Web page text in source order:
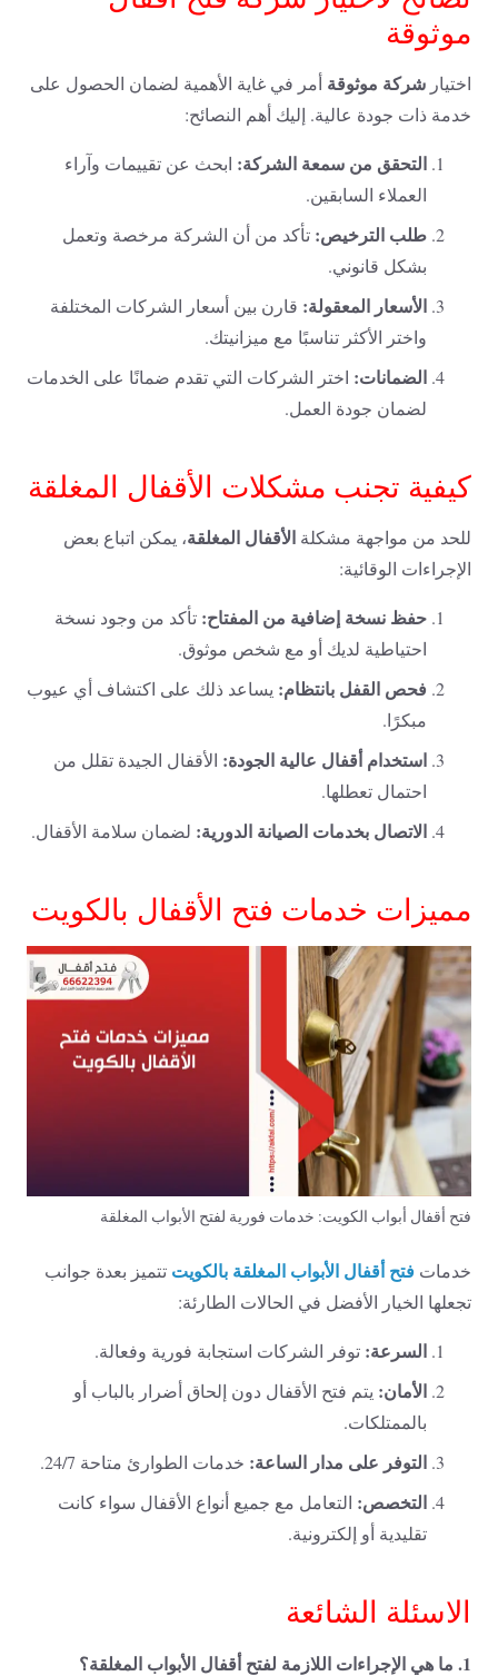
موثوقة
اختيار شركة موثوقة أمر في غاية الأهمية لضمان الحصول على
خدمة ذات جودة عالية. إليك أهم النصائح:
التحقق من سمعة الشركة: ابحث عن تقييمات وآراء
العملاء السابقين.
طلب الترخيص: تأكد من أن الشركة مرخصة وتعمل
بشكل قانوني.
الأسعار المعقولة: قارن بين أسعار الشركات المختلفة
واختر الأكثر تناسبًا مع ميزانيتك.
الضمانات: اختر الشركات التي تقدم ضمانًا على الخدمات
لضمان جودة العمل.
كيفية تجنب مشكلات الأقفال المغلقة
للحد من مواجهة مشكلة الأقفال المغلقة، يمكن اتباع بعض
الإجراءات الوقائية:
حفظ نسخة إضافية من المفتاح: تأكد من وجود نسخة
احتياطية لديك أو مع شخص موثوق.
فحص القفل بانتظام: يساعد ذلك على اكتشاف أي عيوب
مبكرًا.
استخدام أقفال عالية الجودة: الأقفال الجيدة تقلل من
احتمال تعطلها.
الاتصال بخدمات الصيانة الدورية: لضمان سلامة الأقفال.
مميزات خدمات فتح الأقفال بالكويت
فتح أقفال أبواب الكويت: خدمات فورية لفتح الأبواب المغلقة
خدمات فتح أقفال الأبواب المغلقة بالكويت تتميز بعدة جوانب
تجعلها الخيار الأفضل في الحالات الطارئة:
السرعة: توفر الشركات استجابة فورية وفعالة.
الأمان: يتم فتح الأقفال دون إلحاق أضرار بالباب أو
بالممتلكات.
التوفر على مدار الساعة: خدمات الطوارئ متاحة 24/7.
التخصص: التعامل مع جميع أنواع الأقفال سواء كانت
تقليدية أو إلكترونية.
الاسئلة الشائعة
1. ما هي الإجراءات اللازمة لفتح أقفال الأبواب المغلقة؟